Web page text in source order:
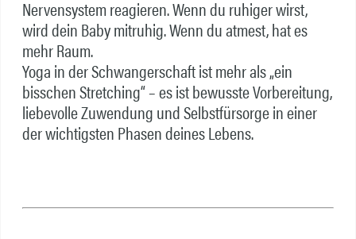
Nervensystem reagieren. Wenn du ruhiger wirst,
wird dein Baby mitruhig. Wenn du atmest, hat es
mehr Raum.
Yoga in der Schwangerschaft ist mehr als „ein
bisschen Stretching“ – es ist bewusste Vorbereitung,
liebevolle Zuwendung und Selbstfürsorge in einer
der wichtigsten Phasen deines Lebens.